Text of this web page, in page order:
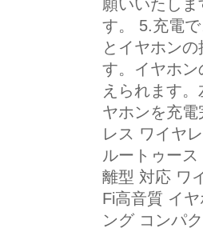
願いいたし
す。 5.充電
とイヤホン
す。イヤホ
えられます
ヤホンを充
レス ワイヤ
ルートゥー
離型 対応 ワ
Fi高音質 イ
ング コンパ